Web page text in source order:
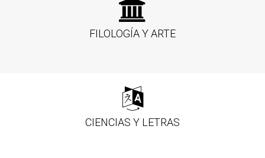
FILOLOGÍA Y ARTE
CIENCIAS Y LETRAS